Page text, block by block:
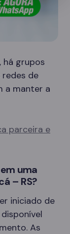
há grupos
redes de
a manter a
parceira e
uma
– RS?
iniciado de
As